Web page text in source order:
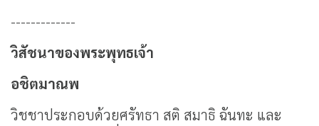
-------------
วิสัชนาของพระพุทธเจ้า
อชิตมาณพ
วิชชาประกอบด้วยศรัทธา สติ สมาธิ ฉันทะ และ